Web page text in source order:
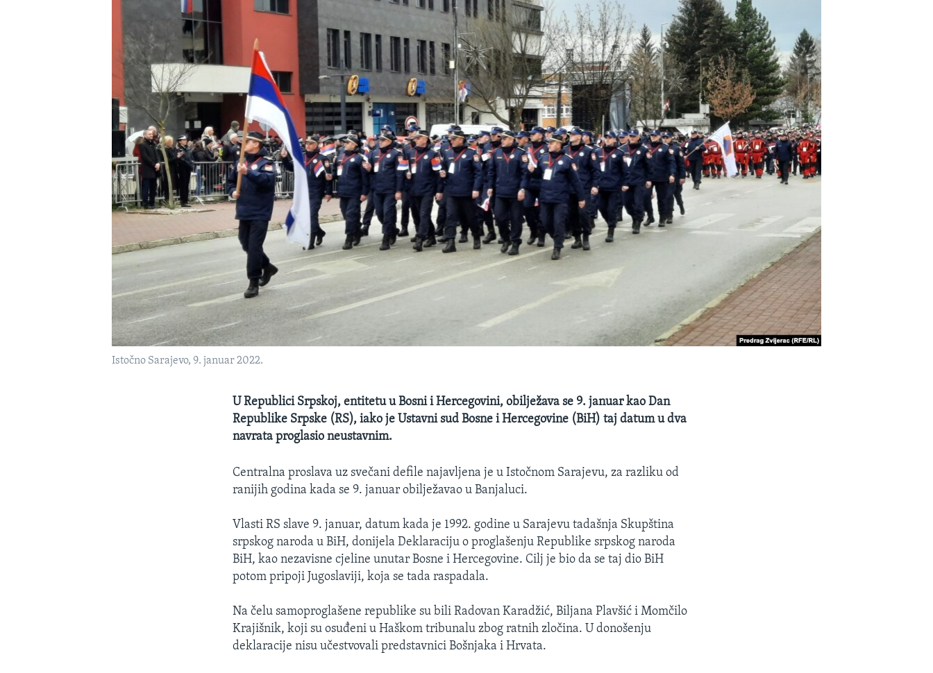
Istočno Sarajevo, 9. januar 2022.
U Republici Srpskoj, entitetu u Bosni i Hercegovini, obilježava se 9. januar kao Dan
Republike Srpske (RS), iako je Ustavni sud Bosne i Hercegovine (BiH) taj datum u dva
navrata proglasio neustavnim.
Centralna proslava uz svečani defile najavljena je u Istočnom Sarajevu, za razliku od
ranijih godina kada se 9. januar obilježavao u Banjaluci.
Vlasti RS slave 9. januar, datum kada je 1992. godine u Sarajevu tadašnja Skupština
srpskog naroda u BiH, donijela Deklaraciju o proglašenju Republike srpskog naroda
BiH, kao nezavisne cjeline unutar Bosne i Hercegovine. Cilj je bio da se taj dio BiH
potom pripoji Jugoslaviji, koja se tada raspadala.
Na čelu samoproglašene republike su bili Radovan Karadžić, Biljana Plavšić i Momčilo
Krajišnik, koji su osuđeni u Haškom tribunalu zbog ratnih zločina. U donošenju
deklaracije nisu učestvovali predstavnici Bošnjaka i Hrvata.